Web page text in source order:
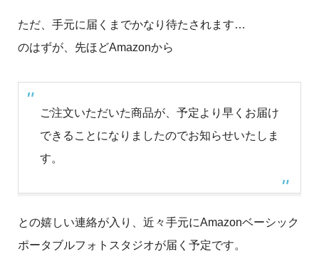
ただ、手元に届くまでかなり待たされます…
のはずが、先ほどAmazonから
ご注文いただいた商品が、予定より早くお届け
できることになりましたのでお知らせいたしま
す。
との嬉しい連絡が入り、近々手元にAmazonベーシック
ポータブルフォトスタジオが届く予定です。